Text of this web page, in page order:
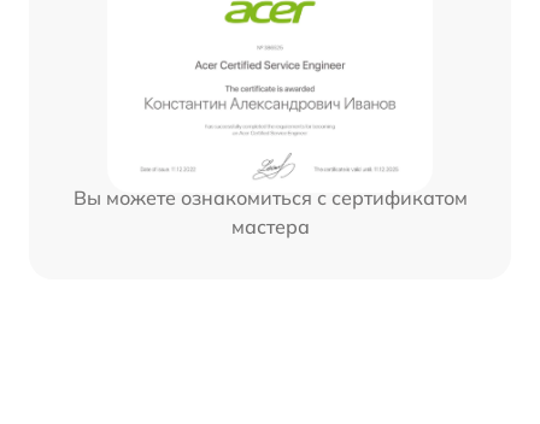
Вы можете ознакомиться с сертификатом
мастера